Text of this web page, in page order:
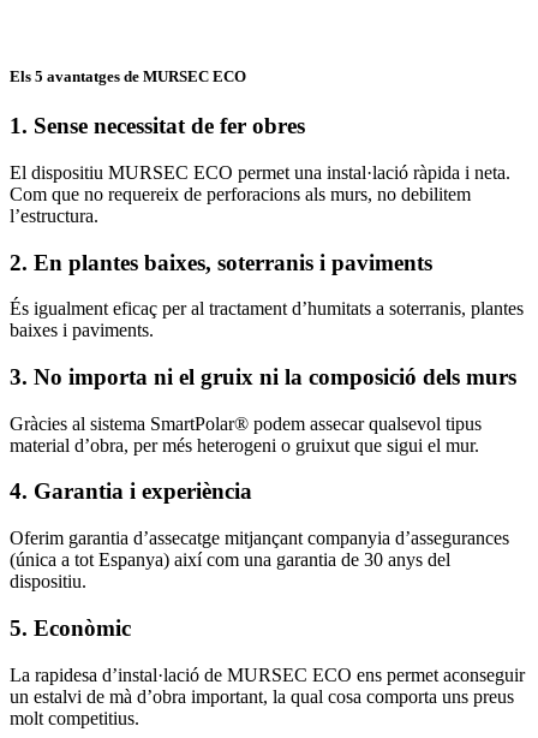
Els 5 avantatges de MURSEC ECO
1. Sense necessitat de fer obres
El dispositiu MURSEC ECO permet una instal·lació ràpida i neta.
Com que no requereix de perforacions als murs, no debilitem
l’estructura.
2. En plantes baixes, soterranis i paviments
És igualment eficaç per al tractament d’humitats a soterranis, plantes
baixes i paviments.
3. No importa ni el gruix ni la composició dels murs
Gràcies al sistema SmartPolar® podem assecar qualsevol tipus
material d’obra, per més heterogeni o gruixut que sigui el mur.
4. Garantia i experiència
Oferim garantia d’assecatge mitjançant companyia d’assegurances
(única a tot Espanya) així com una garantia de 30 anys del
dispositiu.
5. Econòmic
La rapidesa d’instal·lació de MURSEC ECO ens permet aconseguir
un estalvi de mà d’obra important, la qual cosa comporta uns preus
molt competitius.